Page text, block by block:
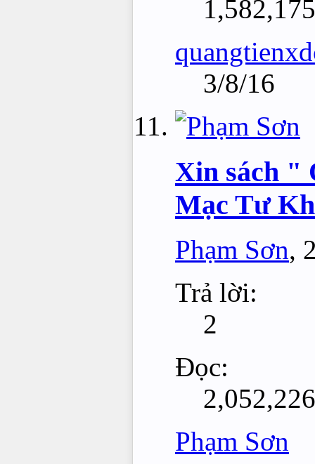
1,582,175
3/8/16
Xin sách "
Mạc Tư
Phạm Sơn,
Trả lời:
2
Đọc:
2,052,226
Phạm Sơn